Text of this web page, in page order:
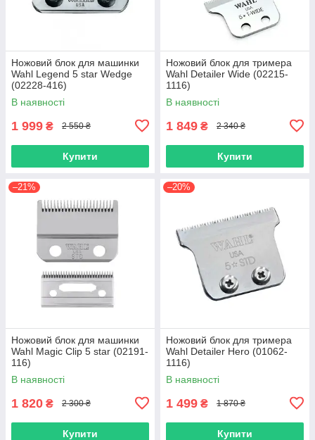
Ножовий блок для машинки
Wahl Legend 5 star Wedge
(02228-416)
В наявності
1 999 ₴ 2 550 ₴
Купити
Ножовий блок для тримера
Wahl Detailer Wide (02215-
1116)
В наявності
1 849 ₴ 2 340 ₴
Купити
–21%
Ножовий блок для машинки
Wahl Magic Clip 5 star (02191-
116)
В наявності
1 820 ₴ 2 300 ₴
Купити
–20%
Ножовий блок для тримера
Wahl Detailer Hero (01062-
1116)
В наявності
1 499 ₴ 1 870 ₴
Купити